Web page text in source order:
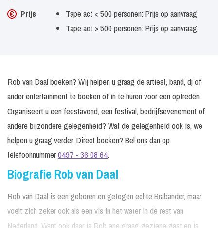
Prijs
Tape act < 500 personen: Prijs op aanvraag
Tape act > 500 personen: Prijs op aanvraag
Rob van Daal boeken? Wij helpen u graag de artiest, band, dj of
ander entertainment te boeken of in te huren voor een optreden.
Organiseert u een feestavond, een festival, bedrijfsevenement of
andere bijzondere gelegenheid? Wat de gelegenheid ook is, we
helpen u graag verder. Direct boeken? Bel ons dan op
telefoonnummer0497 - 36 08 64.
Biografie Rob van Daal
Rob van Daal is een geboren en getogen echte Brabander, maar
voelt zich zeker ook als een vis in het water in de rest van
Nederland. Want ook daar is Rob ene graag geziene gast en is